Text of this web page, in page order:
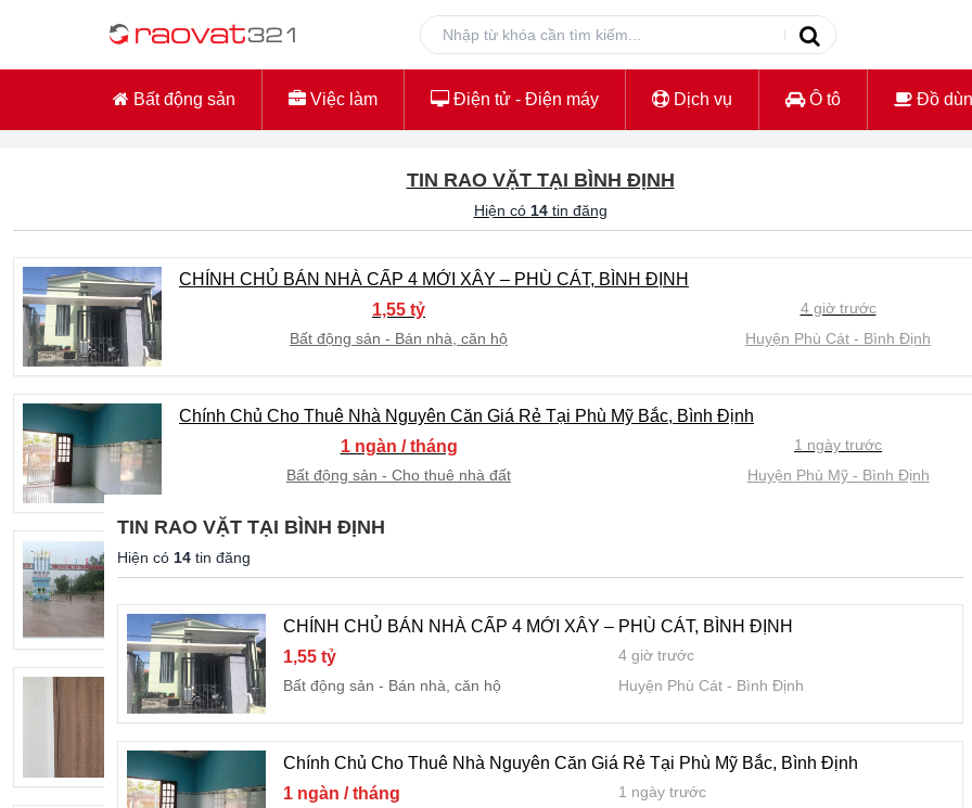
Bất động sản Việc làm Điện tử - Điện máy Dịch vụ Ô tô Đồ
TIN RAO VẶT TẠI BÌNH ĐỊNH
Hiện có 14tin đăng
CHÍNH CHỦ BÁN NHÀ CẤP 4 MỚI XÂY – PHÙ CÁT, BÌNH ĐỊNH
1,55 tỷ
4 giờ trước
Bất động sản
Bán nhà, căn hộ Huyện Phù Cát Bình Định
Chính Chủ Cho Thuê Nhà Nguyên Căn Giá Rẻ Tại Phù Mỹ Bắc, Bình Định
1 ngàn / tháng
1 ngày trước
Bất động sản
Cho thuê nhà đất Huyện Phù Mỹ Bình Định
Cổng xếp điện thông minh đóng mở tự động- CTY LAN BÙI 0913183440
Miễn phí
2 ngày trước
Dịch vụ khác
Giá cửa Composite tại Bình Định/ Cửa phòng đẹp
3
2 tuần trước
TIN RAO VẶT TẠI BÌNH ĐỊNH
Hiện có 14 tin đăng
CHÍNH CHỦ BÁN NHÀ CẤP 4 MỚI XÂY – PHÙ CÁT, BÌNH ĐỊNH
1,55 tỷ
4 giờ trước
Bất động sản
Bán nhà, căn hộ Huyện Phù Cát Bình Định
Chính Chủ Cho Thuê Nhà Nguyên Căn Giá Rẻ Tại Phù Mỹ Bắc, Bình Định
1 ngàn / tháng
1 ngày trước